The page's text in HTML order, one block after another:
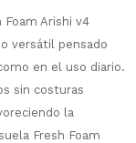
Foam Arishi v4
versátil pensado
en el uso diario.
sin costuras
la
Fresh Foam
de